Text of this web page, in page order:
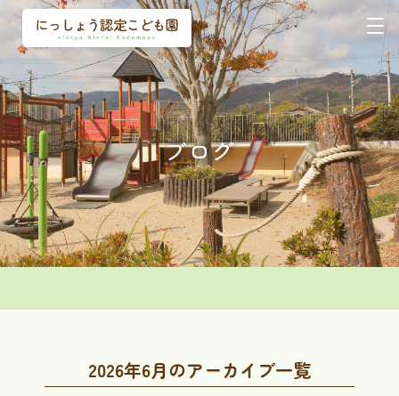
ブログ
2026年6月のアーカイブ一覧